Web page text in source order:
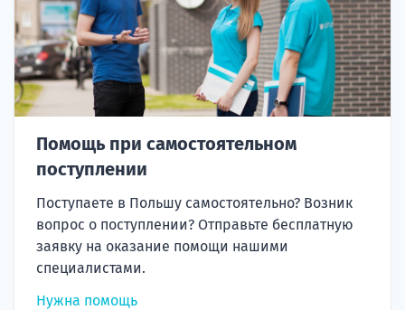
Помощь при самостоятельном
поступлении
Поступаете в Польшу самостоятельно? Возник
вопрос о поступлении? Отправьте бесплатную
заявку на оказание помощи нашими
специалистами.
Нужна помощь